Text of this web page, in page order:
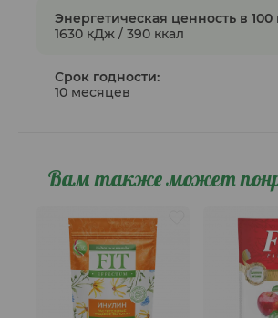
Энергетическая ценность в 100
1630 кДж / 390 ккал
Срок годности:
10 месяцев
Вам также может